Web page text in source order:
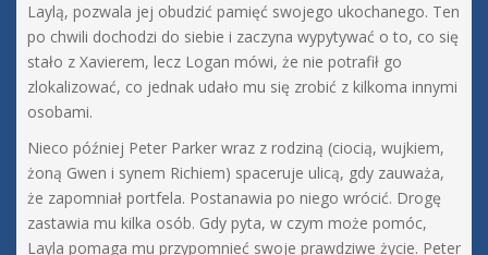
Laylą, pozwala jej obudzić pamięć swojego ukochanego. Ten
po chwili dochodzi do siebie i zaczyna wypytywać o to, co się
stało z Xavierem, lecz Logan mówi, że nie potrafił go
zlokalizować, co jednak udało mu się zrobić z kilkoma innymi
osobami.
Nieco później Peter Parker wraz z rodziną (ciocią, wujkiem,
żoną Gwen i synem Richiem) spaceruje ulicą, gdy zauważa,
że zapomniał portfela. Postanawia po niego wrócić. Drogę
zastawia mu kilka osób. Gdy pyta, w czym może pomóc,
Layla pomaga mu przypomnieć swoje prawdziwe życie. Peter